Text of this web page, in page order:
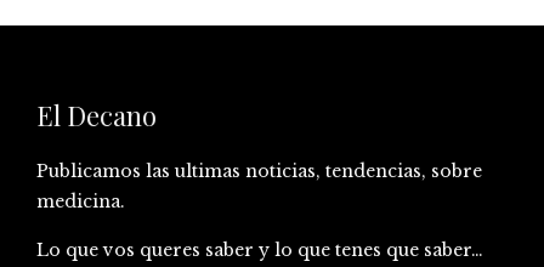
El Decano
Publicamos las ultimas noticias, tendencias, sobre
medicina.
Lo que vos queres saber y lo que tenes que saber…